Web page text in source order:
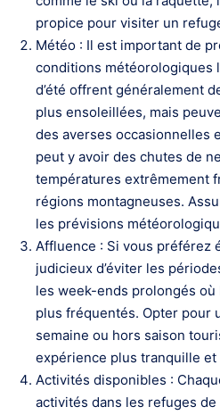
propice pour visiter un
Météo : Il est important de
conditions météorologiques
d’été offrent généralement
plus ensoleillées, mais
des averses occasionnelles
peut y avoir des chutes de
températures extrêmement
régions montagneuses.
les prévisions
Affluence : Si vous préférez
judicieux d’éviter les
les week-ends prolongés
plus fréquentés. Opter pour
semaine ou hors saison
expérience plus tranquille et
Activités disponibles :
activités dans les refuges